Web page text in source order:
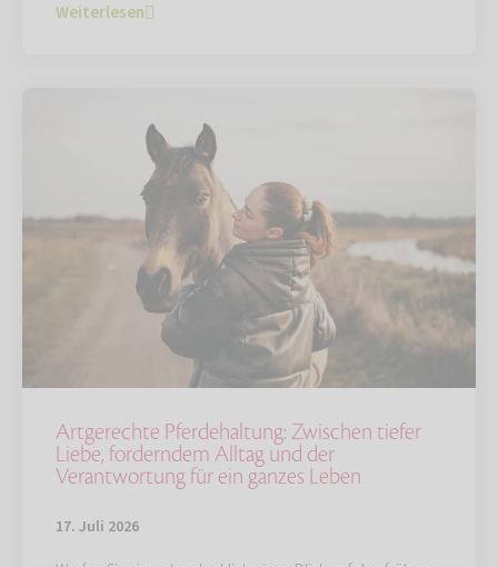
Weiterlesen
Artgerechte Pferdehaltung: Zwischen tiefer
Liebe, forderndem Alltag und der
Verantwortung für ein ganzes Leben
17. Juli 2026